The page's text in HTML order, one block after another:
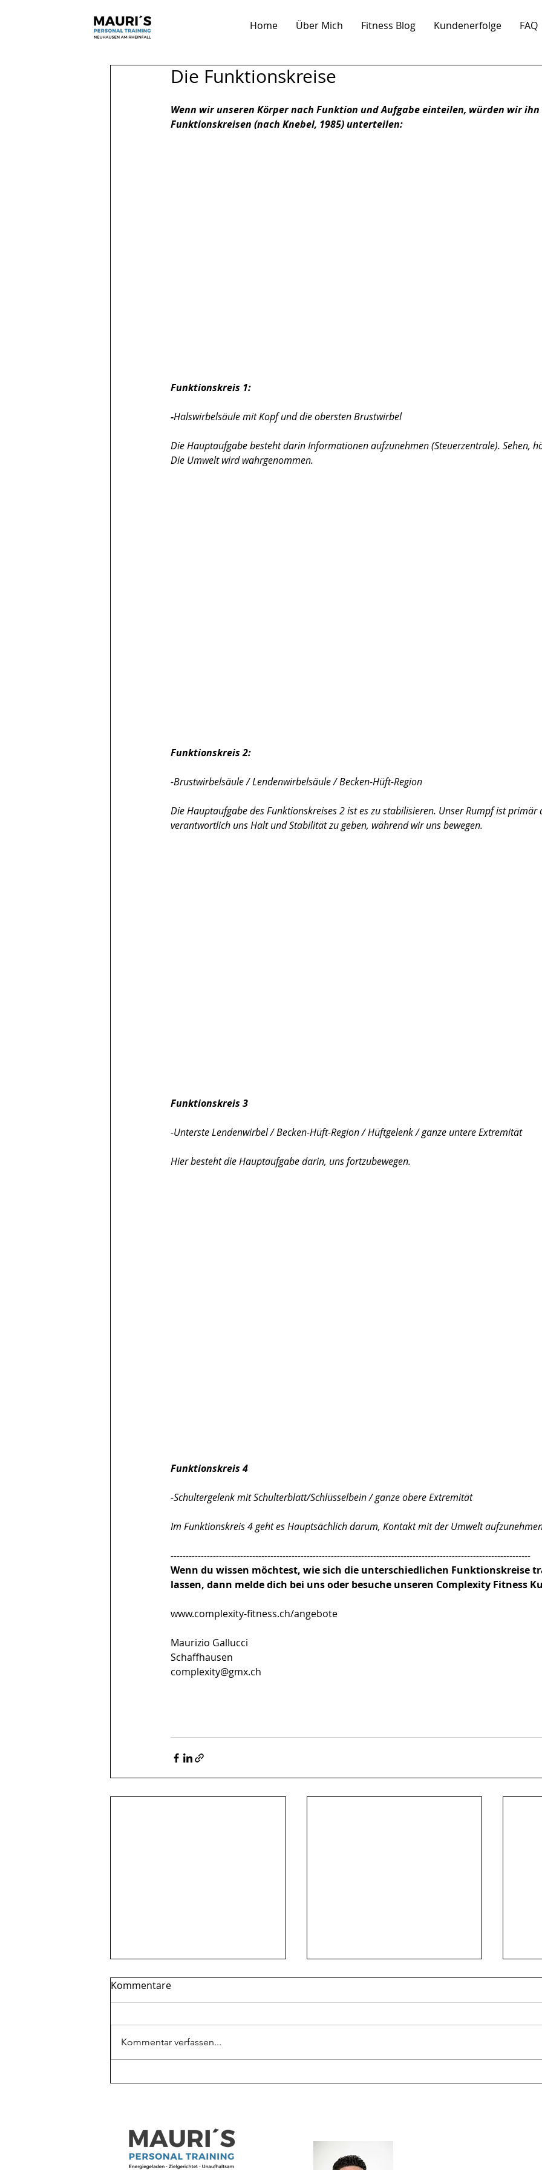
Home Über Mich Fitness Blog Kundenerfolge FAQ
Die Funktionskreise
Wenn wir unseren Körper nach Funktion und Aufgabe einteilen, würden wir ihn
Funktionskreisen (nach Knebel, 1985) unterteilen:
Funktionskreis 1:
-Halswirbelsäule mit Kopf und die obersten Brustwirbel
Die Hauptaufgabe besteht darin Informationen aufzunehmen (Steuerzentrale). Sehen,
Die Umwelt wird wahrgenommen.
Funktionskreis 2:
-Brustwirbelsäule / Lendenwirbelsäule / Becken-Hüft-Region
Die Hauptaufgabe des Funktionskreises 2 ist es zu stabilisieren. Unser Rumpf ist primär
verantwortlich uns Halt und Stabilität zu geben, während wir uns bewegen.
Funktionskreis 3
-Unterste Lendenwirbel / Becken-Hüft-Region / Hüftgelenk / ganze untere Extremität
Hier besteht die Hauptaufgabe darin, uns fortzubewegen.
Funktionskreis 4
-Schultergelenk mit Schulterblatt/Schlüsselbein / ganze obere Extremität
Im Funktionskreis 4 geht es Hauptsächlich darum, Kontakt mit der Umwelt
-----------------------------------------------------------------------------------------------------------------------
Wenn du wissen möchtest, wie sich die unterschiedlichen Funktionskreise
lassen, dann melde dich bei uns oder besuche unseren Complexity Fitness
www.complexity-fitness.ch/angebote
Maurizio Gallucci
Schaffhausen
complexity@gmx.ch
Kommentare
Kommentar verfassen...